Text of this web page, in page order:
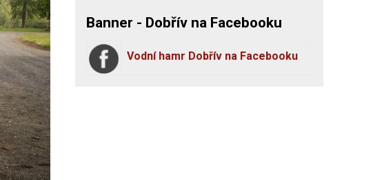
Banner - Dobřív na Facebooku
Vodní hamr Dobřív na Facebooku